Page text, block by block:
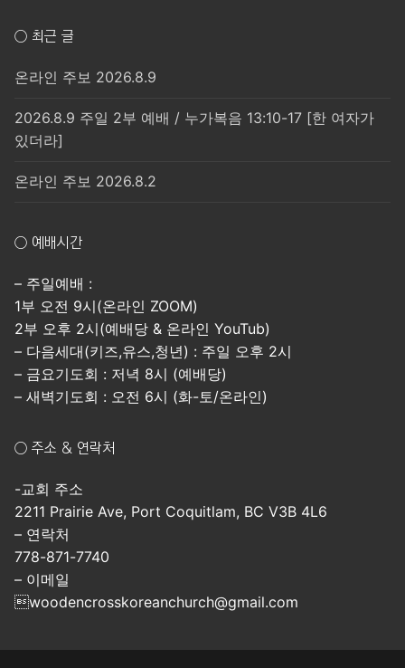
○ 최근 글
온라인 주보 2026.8.9
2026.8.9 주일 2부 예배 / 누가복음 13:10-17 [한 여자가
있더라]
온라인 주보 2026.8.2
○ 예배시간
– 주일예배 :
1부 오전 9시(온라인 ZOOM)
2부 오후 2시(예배당 & 온라인 YouTub)
– 다음세대(키즈,유스,청년) : 주일 오후 2시
– 금요기도회 : 저녁 8시 (예배당)
– 새벽기도회 : 오전 6시 (화-토/온라인)
○ 주소 & 연락처
-교회 주소
2211 Prairie Ave, Port Coquitlam, BC V3B 4L6
– 연락처
778-871-7740
– 이메일
woodencrosskoreanchurch@gmail.com